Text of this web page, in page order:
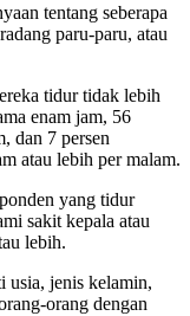
tentang seberapa
paru-paru, atau
tidur tidak lebih
enam jam, 56
dan 7 persen
atau lebih per malam.
yang tidur
sakit kepala atau
lebih.
usia, jenis kelamin,
orang dengan